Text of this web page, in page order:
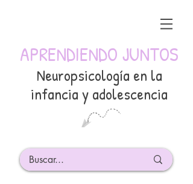
APRENDIENDO JUNTOS
Neuropsicología en la
infancia y adolescencia